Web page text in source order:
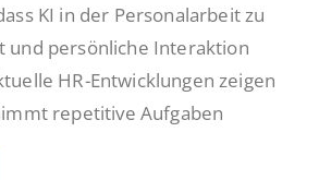
KI in der Personalarbeit zu
und persönliche Interaktion
HR-Entwicklungen zeigen
repetitive Aufgaben